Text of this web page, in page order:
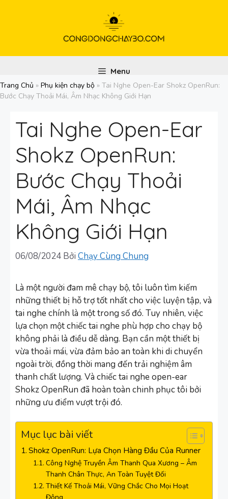
Menu
Trang Chủ » Phụ kiện chạy bộ » Tai Nghe Open-Ear Shokz OpenRun:
Bước Chạy Thoải Mái, Âm Nhạc Không Giới Hạn
Tai Nghe Open-Ear
Shokz OpenRun:
Bước Chạy Thoải
Mái, Âm Nhạc
Không Giới Hạn
06/08/2024 Bởi Chạy Cùng Chung
Là một người đam mê chạy bộ, tôi luôn tìm kiếm
những thiết bị hỗ trợ tốt nhất cho việc luyện tập, và
tai nghe chính là một trong số đó. Tuy nhiên, việc
lựa chọn một chiếc tai nghe phù hợp cho chạy bộ
không phải là điều dễ dàng. Bạn cần một thiết bị
vừa thoải mái, vừa đảm bảo an toàn khi di chuyển
ngoài trời, đồng thời mang đến trải nghiệm âm
thanh chất lượng. Và chiếc tai nghe open-ear
Shokz OpenRun đã hoàn toàn chinh phục tôi bởi
những ưu điểm vượt trội đó.
Mục lục bài viết
Shokz OpenRun: Lựa Chọn Hàng Đầu Của Runner
Công Nghệ Truyền Âm Thanh Qua Xương – Âm
Thanh Chân Thực, An Toàn Tuyệt Đối
Thiết Kế Thoải Mái, Vững Chắc Cho Mọi Hoạt